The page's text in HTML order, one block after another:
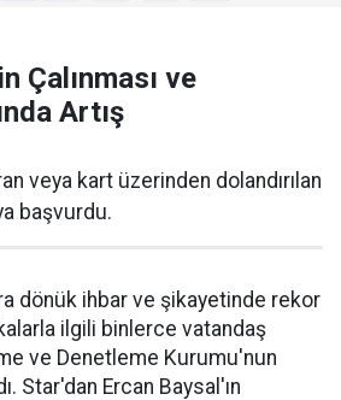
Çalınması ve
Artış
veya kart üzerinden dolandırılan
başvurdu.
dönük ihbar ve şikayetinde rekor
ilgili binlerce vatandaş
ve Denetleme Kurumu'nun
Star'dan Ercan Baysal'ın